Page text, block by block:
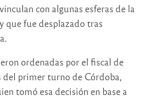
con algunas esferas de la
que fue desplazado tras
ordenadas por el fiscal de
primer turno de Córdoba,
tomó esa decisión en base a